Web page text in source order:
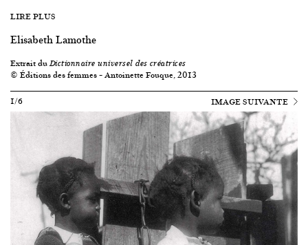
LIRE PLUS
Elisabeth Lamothe
Extrait duDictionnaire universel des créatrices
© Éditions des femmes – Antoinette Fouque, 2013
1/6
IMAGE SUIVANTE